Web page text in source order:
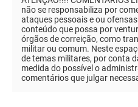
não se responsabiliza por
ataques pessoais e ou
conteúdo que possa por
órgãos de correição, como
militar ou comum. Neste
de temas militares, por conta
medida do possível o
comentários que julgar